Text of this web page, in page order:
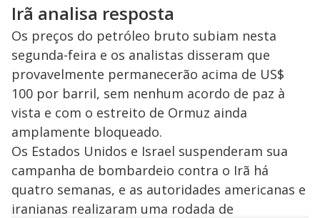
Irã analisa resposta
Os preços do petróleo bruto subiam nesta
segunda-feira e os analistas disseram que
provavelmente permanecerão acima de US$
100 por barril, sem nenhum acordo de paz à
vista e com o estreito de Ormuz ainda
amplamente bloqueado.
Os Estados Unidos e Israel suspenderam sua
campanha de bombardeio contra o Irã há
quatro semanas, e as autoridades americanas e
iranianas realizaram uma rodada de